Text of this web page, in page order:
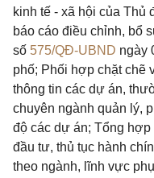
kinh tế - xã hội của
báo cáo điều chỉnh, bổ
số 575/QĐ-UBND ngày
phố; Phối hợp chặt chẽ
thông tin các dự án,
chuyên ngành quản lý,
độ các dự án; Tổng hợp
đầu tư, thủ tục hành
theo ngành, lĩnh vực